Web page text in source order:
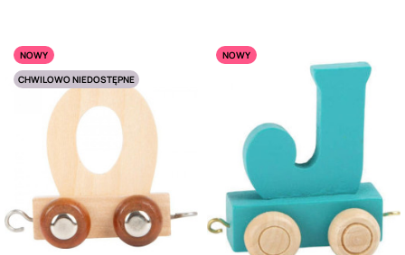
NOWY
CHWILOWO NIEDOSTĘPNE
NOWY